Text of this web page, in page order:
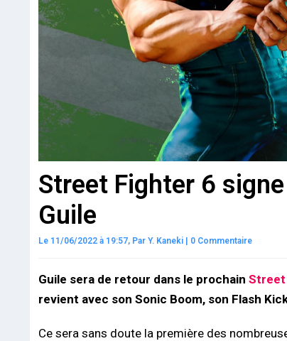
Street Fighter 6
Guile
Le 11/06/2022 à 19:57, Par Y. Kaneki 0 Commentaire
Guile sera de retour dans le prochain Street
revient avec son Sonic Boom, son Flash
Ce sera sans doute la première des